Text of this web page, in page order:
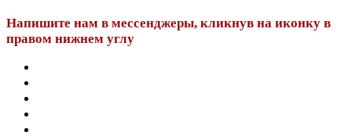
Напишите нам в мессенджеры, кликнув на иконку в
правом нижнем углу